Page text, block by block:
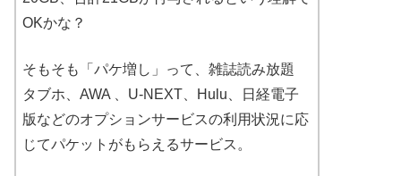
OKかな？
そもそも「パケ増し」って、雑誌読み放題
タブホ、AWA 、U-NEXT、Hulu、日経電子
版などのオプションサービスの利用状況に応
じてパケットがもらえるサービス。